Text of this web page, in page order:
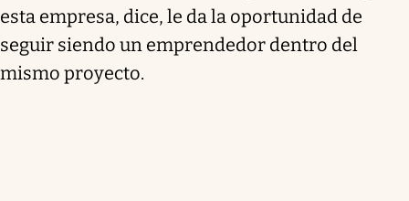
esta empresa, dice, le da la oportunidad de
seguir siendo un emprendedor dentro del
mismo proyecto.